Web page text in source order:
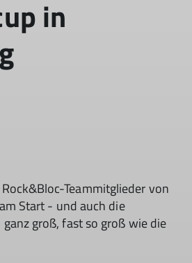
in
Teammitglieder von
Start - und auch die
groß, fast so groß wie die